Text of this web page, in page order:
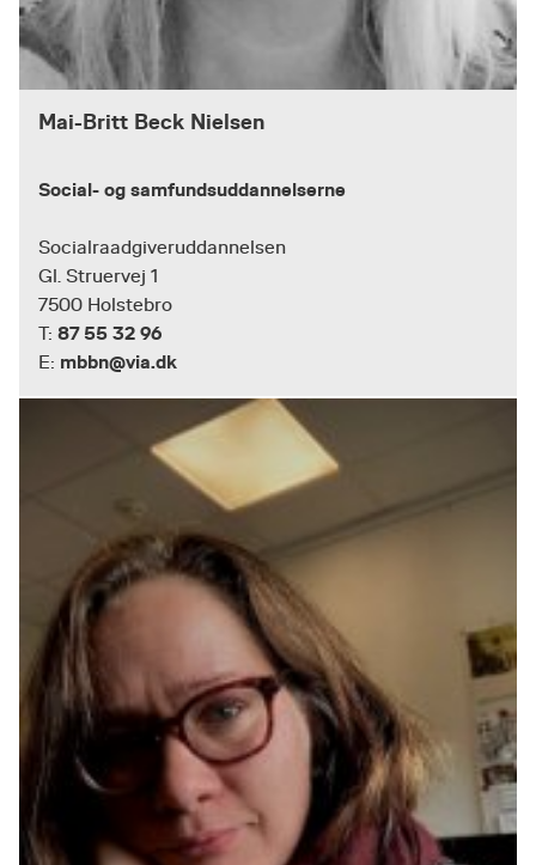
Mai-Britt Beck Nielsen
Social- og samfundsuddannelserne
Socialraadgiveruddannelsen
Gl. Struervej 1
7500 Holstebro
T: 87 55 32 96
E: mbbn@via.dk